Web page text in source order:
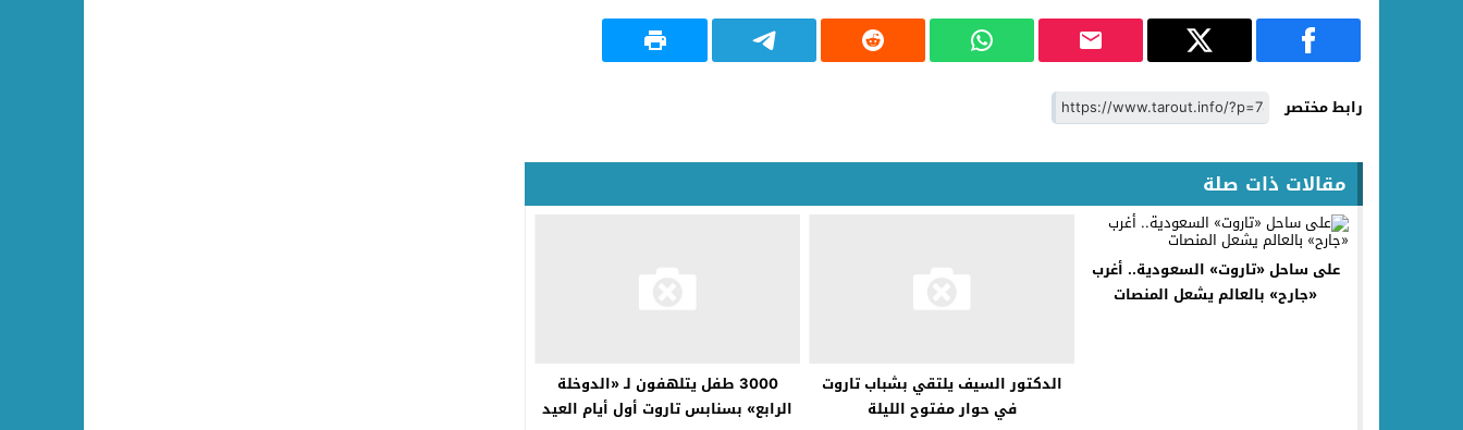
رابط مختصر
مقالات ذات صلة
على ساحل «تاروت» السعودية.. أغرب
«جارح» بالعالم يشعل المنصات
الدكتور السيف يلتقي بشباب تاروت
في حوار مفتوح الليلة
3000 طفل يتلهفون لـ «الدوخلة
الرابع» بسنابس تاروت أول أيام العيد